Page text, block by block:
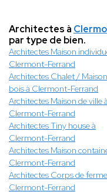
Architectes à
par type de bien.
Architectes Maison
Clermont-Ferrand
Architectes Chalet /
bois à Clermont-Ferrand
Architectes Maison de ville à
Clermont-Ferrand
Architectes Tiny house à
Clermont-Ferrand
Architectes Maison
Clermont-Ferrand
Architectes Corps de
Clermont-Ferrand